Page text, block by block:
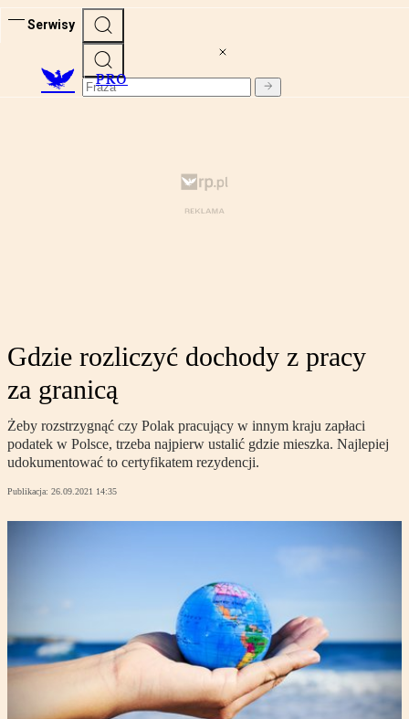
Serwisy
PRO
Gdzie rozliczyć dochody z pracy
za granicą
Żeby rozstrzygnąć czy Polak pracujący w innym kraju zapłaci
podatek w Polsce, trzeba najpierw ustalić gdzie mieszka. Najlepiej
udokumentować to certyfikatem rezydencji.
Publikacja: 26.09.2021 14:35